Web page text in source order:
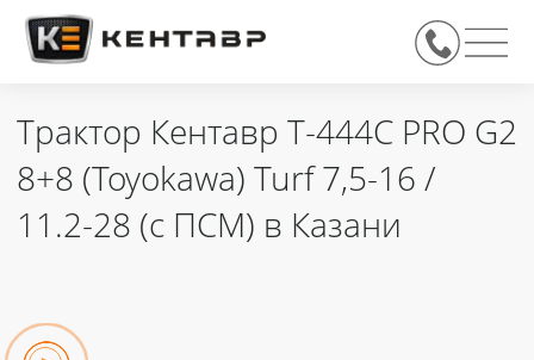
Трактор Кентавр Т-444C PRO G2
8+8 (Toyokawa) Turf 7,5-16 /
11.2-28 (с ПСМ) в Казани